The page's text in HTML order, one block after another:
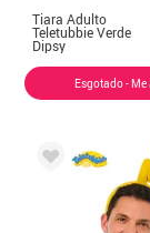
Tiara Adulto
Teletubbie Verde
Dipsy
Esgotado - Me